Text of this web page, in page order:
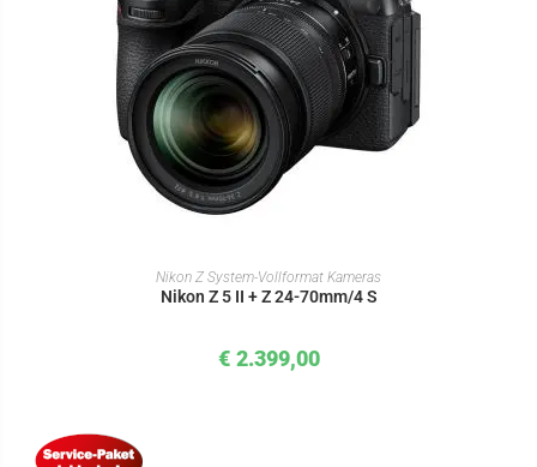
IN DEN WARENKORB
Nikon Z System-Vollformat Kameras
Nikon Z 5 II + Z 24-70mm/4 S
€ 2.399,00